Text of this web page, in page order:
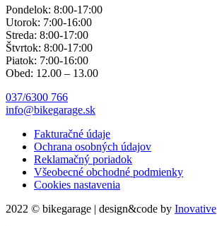
Pondelok: 8:00-17:00
Utorok: 7:00-16:00
Streda: 8:00-17:00
Štvrtok: 8:00-17:00
Piatok: 7:00-16:00
Obed: 12.00 – 13.00
037/6300 766
info@bikegarage.sk
Fakturačné údaje
Ochrana osobných údajov
Reklamačný poriadok
Všeobecné obchodné podmienky
Cookies nastavenia
2022 © bikegarage | design&code by Inovative